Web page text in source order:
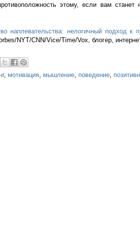
этому, если вам станет
наплевательства: нелогичный подход к
NYT/CNN/Vice/Time/Vox, блогер,
, мотивация мышление поведение